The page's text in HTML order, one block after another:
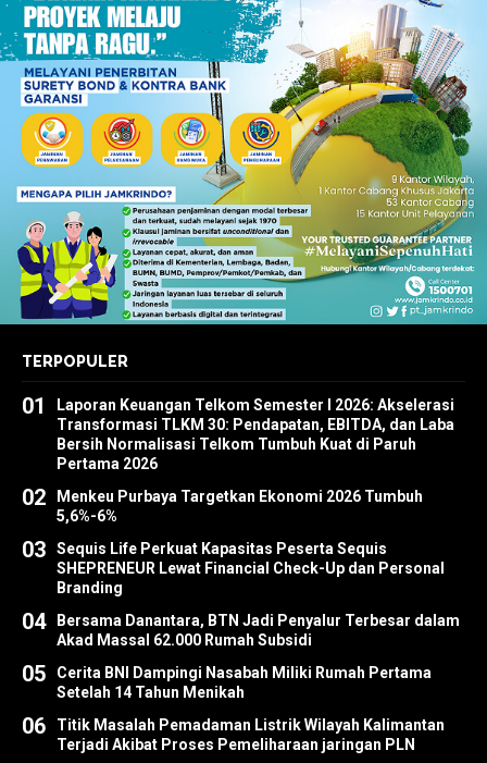
TERPOPULER
01
Laporan Keuangan Telkom Semester I 2026: Akselerasi
Transformasi TLKM 30: Pendapatan, EBITDA, dan Laba
Bersih Normalisasi Telkom Tumbuh Kuat di Paruh
Pertama 2026
02
Menkeu Purbaya Targetkan Ekonomi 2026 Tumbuh
5,6%-6%
03
Sequis Life Perkuat Kapasitas Peserta Sequis
SHEPRENEUR Lewat Financial Check-Up dan Personal
Branding
04
Bersama Danantara, BTN Jadi Penyalur Terbesar dalam
Akad Massal 62.000 Rumah Subsidi
05
Cerita BNI Dampingi Nasabah Miliki Rumah Pertama
Setelah 14 Tahun Menikah
06
Titik Masalah Pemadaman Listrik Wilayah Kalimantan
Terjadi Akibat Proses Pemeliharaan jaringan PLN